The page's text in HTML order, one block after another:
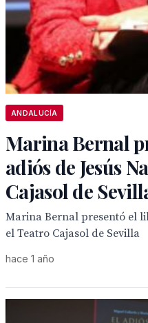
ANDALUCÍA
Marina Bernal
adiós de Jesús
Cajasol de
Marina Bernal presentó el
el Teatro Cajasol de Sevilla
hace 1 año